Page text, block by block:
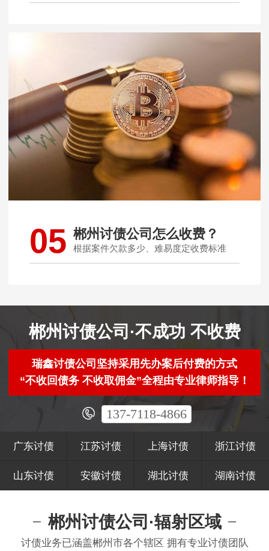
05 郴州讨债公司怎么收费？
根据案件欠款多少、难易度定收费标准
郴州讨债公司·不成功 不收费
瑞鑫讨债公司坚持采用先办案后付费的方式
“不收回债务 不收取佣金”全程由专业律师指导！
137-7118-4866
广东讨债 江苏讨债 上海讨债 浙江讨债
山东讨债 安徽讨债 湖北讨债 湖南讨债
郴州讨债公司·辐射区域
讨债业务已涵盖郴州市各个辖区 拥有专业讨债团队